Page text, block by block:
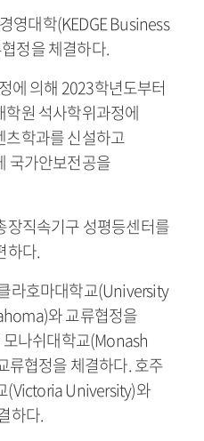
영대학(KEDGE Business
정을 체결하다.
에 의해 2023학년도부터
원 석사학위과정에
츠학과를 신설하고
국가안보전공을
장직속기구 성평등센터를
하다.
라호마대학교(University
와 교류협정을
나쉬대학교(Monash
류협정을 체결하다. 호주
(Victoria University)와
하다.